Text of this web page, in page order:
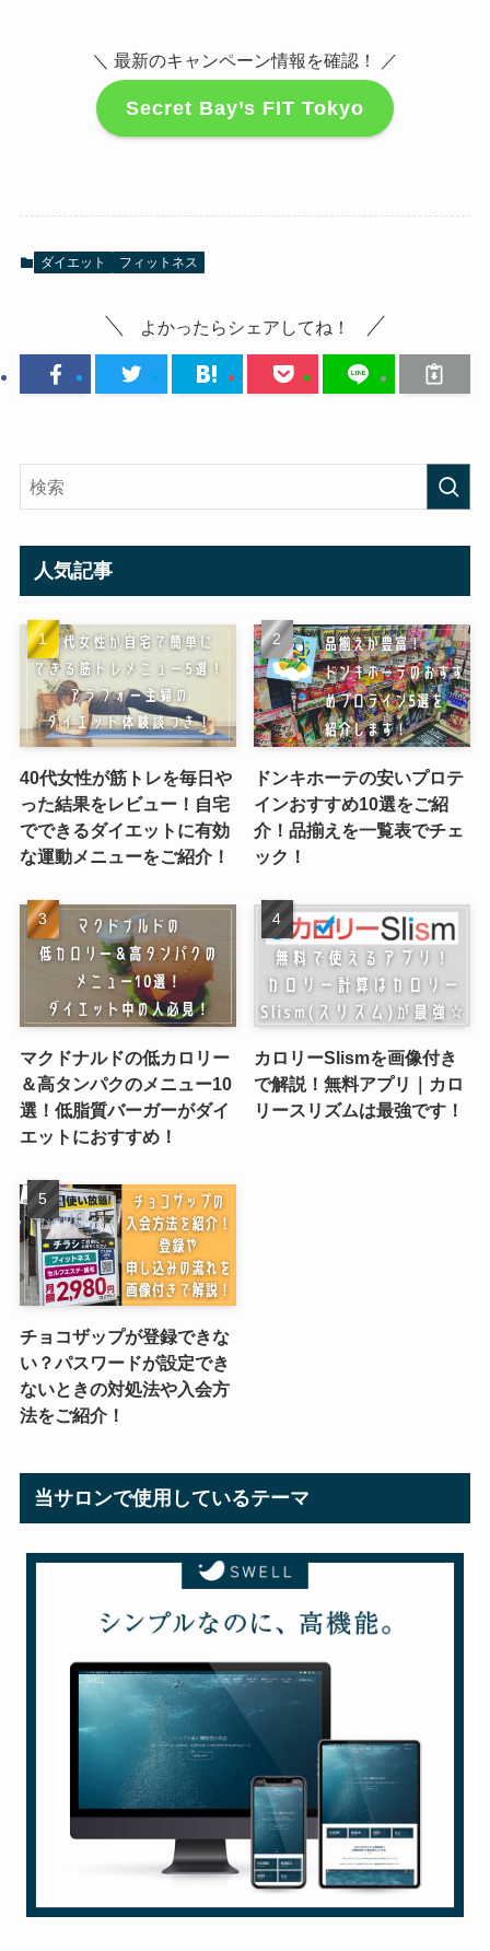
＼ 最新のキャンペーン情報を確認！ ／
Secret Bay’s FIT Tokyo
ダイエット フィットネス
よかったらシェアしてね！
人気記事
40代女性が筋トレを毎日や
った結果をレビュー！自宅
でできるダイエットに有効
な運動メニューをご紹介！
ドンキホーテの安いプロテ
インおすすめ10選をご紹
介！品揃えを一覧表でチェ
ック！
マクドナルドの低カロリー
＆高タンパクのメニュー10
選！低脂質バーガーがダイ
エットにおすすめ！
カロリーSlismを画像付き
で解説！無料アプリ｜カロ
リースリズムは最強です！
チョコザップが登録できな
い？パスワードが設定でき
ないときの対処法や入会方
法をご紹介！
当サロンで使用しているテーマ